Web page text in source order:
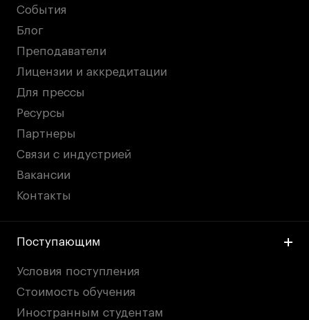
События
Блог
Преподаватели
Лицензии и аккредитации
Для прессы
Ресурсы
Партнеры
Связи с индустрией
Вакансии
Контакты
Поступающим
Условия поступления
Стоимость обучения
Иностранным студентам